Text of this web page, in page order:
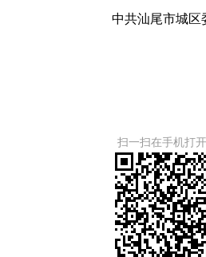
中共汕尾市城区
扫一扫在手机打